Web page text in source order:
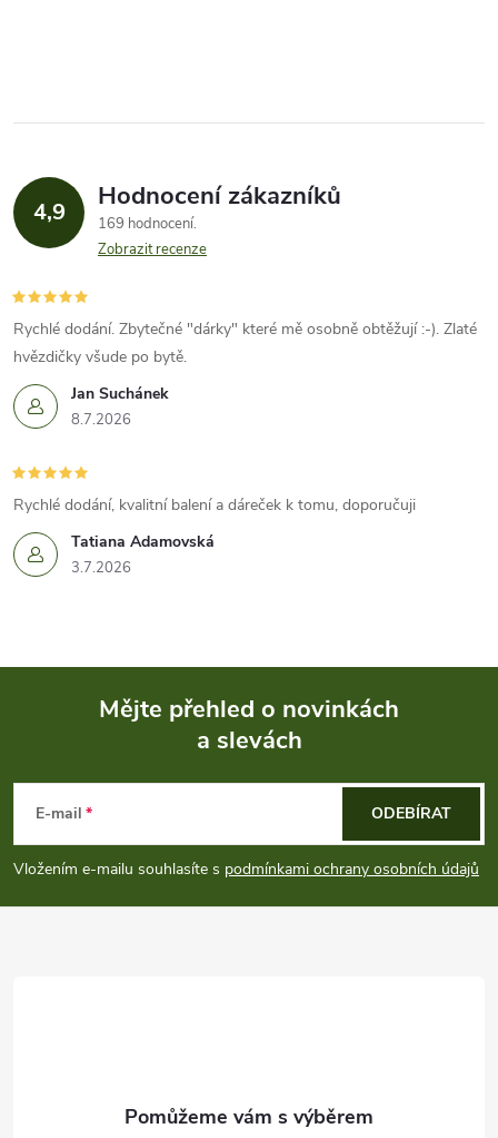
4,9 Hodnocení zákazníků
169 hodnocení
Zobrazit recenze
Jan Suchánek
8.7.2026
Rychlé dodání. Zbytečné "dárky" které mě osobně obtěžují :-). Zlaté
hvězdičky všude po bytě.
Tatiana Adamovská
3.7.2026
Rychlé dodání, kvalitní balení a dáreček k tomu, doporučuji
p
a
Mějte přehled o novinkách
a slevách
E-mail
Vložením e-mailu souhlasíte s podmínkami ochrany osobních údajů
ODEBÍRAT